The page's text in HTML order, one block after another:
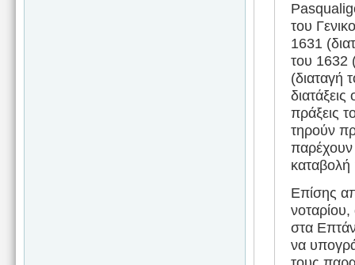
του
1631
του 1632
(διαταγή
πράξεις
τηρούν
καταβολή
Επίσης
στα
να